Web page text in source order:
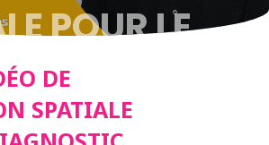
POUR LE
ET
DE
SPATIALE